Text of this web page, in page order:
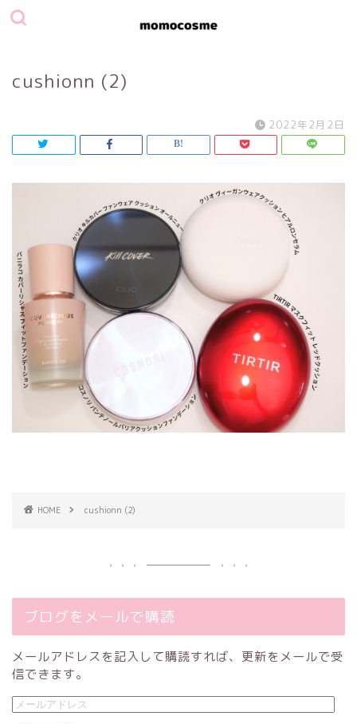
cushionn (2)
2022年2月2日
HOME cushionn (2)
ブログをメールで購読
メールアドレスを記入して購読すれば、更新をメールで受
信できます。